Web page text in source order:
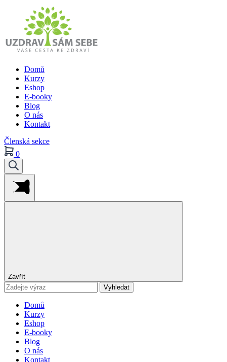
Domů
Kurzy
Eshop
E-booky
Blog
O nás
Kontakt
Členská sekce
0
Zavřít
Vyhledat
Domů
Kurzy
Eshop
E-booky
Blog
O nás
Kontakt